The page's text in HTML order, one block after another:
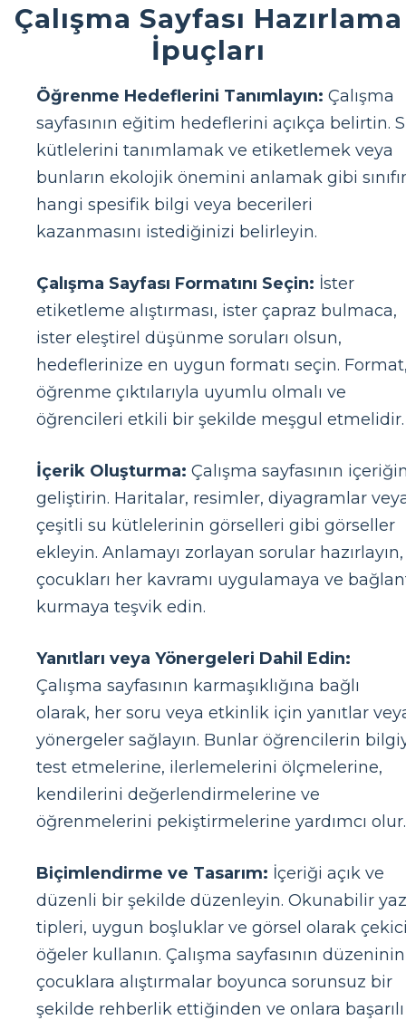
Çalışma Sayfası Hazırlama
İpuçları
Öğrenme Hedeflerini Tanımlayın: Çalışma
sayfasının eğitim hedeflerini açıkça belirtin.
kütlelerini tanımlamak ve etiketlemek veya
bunların ekolojik önemini anlamak gibi
hangi spesifik bilgi veya becerileri
kazanmasını istediğinizi belirleyin.
Çalışma Sayfası Formatını Seçin: İster
etiketleme alıştırması, ister çapraz bulmaca,
ister eleştirel düşünme soruları olsun,
hedeflerinize en uygun formatı seçin.
öğrenme çıktılarıyla uyumlu olmalı ve
öğrencileri etkili bir şekilde meşgul etmelidir.
İçerik Oluşturma: Çalışma sayfasının
geliştirin. Haritalar, resimler, diyagramlar
çeşitli su kütlelerinin görselleri gibi görseller
ekleyin. Anlamayı zorlayan sorular hazırlayın,
çocukları her kavramı uygulamaya ve
kurmaya teşvik edin.
Yanıtları veya Yönergeleri Dahil Edin:
Çalışma sayfasının karmaşıklığına bağlı
olarak, her soru veya etkinlik için yanıtlar
yönergeler sağlayın. Bunlar öğrencilerin
test etmelerine, ilerlemelerini ölçmelerine,
kendilerini değerlendirmelerine ve
öğrenmelerini pekiştirmelerine yardımcı olur.
Biçimlendirme ve Tasarım: İçeriği açık ve
düzenli bir şekilde düzenleyin. Okunabilir
tipleri, uygun boşluklar ve görsel olarak
öğeler kullanın. Çalışma sayfasının düzeninin
çocuklara alıştırmalar boyunca sorunsuz bir
şekilde rehberlik ettiğinden ve onlara başarılı